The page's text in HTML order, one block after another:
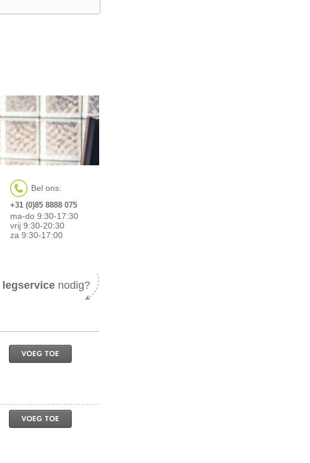
Bel ons:
+31 (0)85 8888 075
ma-do 9:30-17:30
vrij 9:30-20:30
za 9:30-17:00
legservice nodig?
VOEG TOE
VOEG TOE